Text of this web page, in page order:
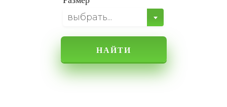
выбрать...
НАЙТИ